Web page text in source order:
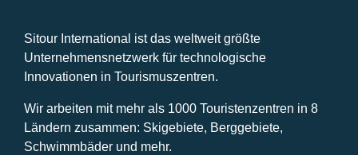
Sitour International ist das weltweit größte
Unternehmensnetzwerk für technologische
Innovationen in Tourismuszentren.
Wir arbeiten mit mehr als 1000 Touristenzentren in 8
Ländern zusammen: Skigebiete, Berggebiete,
Schwimmbäder und mehr.